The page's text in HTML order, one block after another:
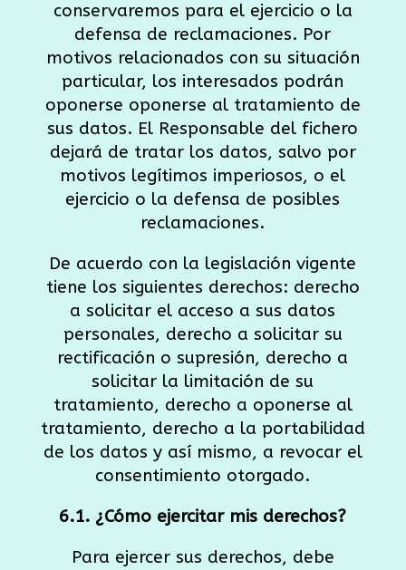
conservaremos para el ejercicio o la
defensa de reclamaciones. Por
motivos relacionados con su situación
particular, los interesados podrán
oponerse oponerse al tratamiento de
sus datos. El Responsable del fichero
dejará de tratar los datos, salvo por
motivos legítimos imperiosos, o el
ejercicio o la defensa de posibles
reclamaciones.
De acuerdo con la legislación vigente
tiene los siguientes derechos: derecho
a solicitar el acceso a sus datos
personales, derecho a solicitar su
rectificación o supresión, derecho a
solicitar la limitación de su
tratamiento, derecho a oponerse al
tratamiento, derecho a la portabilidad
de los datos y así mismo, a revocar el
consentimiento otorgado.
6.1. ¿Cómo ejercitar mis derechos?
Para ejercer sus derechos, debe